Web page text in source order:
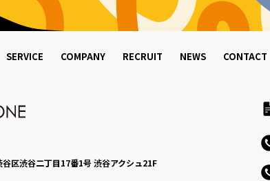
SERVICE COMPANY RECRUIT NEWS CONTACT
谷区渋谷二丁目17番1号 渋谷アクシュ21F